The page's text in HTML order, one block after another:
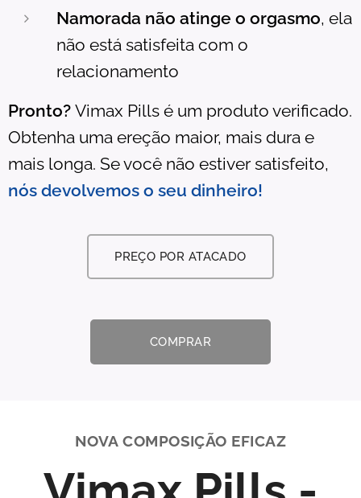
Namorada não atinge o orgasmo, ela
não está satisfeita com o
relacionamento
Pronto? Vimax Pills é um produto verificado.
Obtenha uma ereção maior, mais dura e
mais longa. Se você não estiver satisfeito,
nós devolvemos o seu dinheiro!
PREÇO POR ATACADO
COMPRAR
NOVA COMPOSIÇÃO EFICAZ